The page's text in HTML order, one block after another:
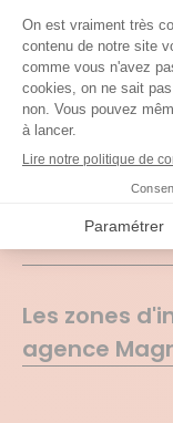
Toutes nos
95
Ménage à
Les zones
agence